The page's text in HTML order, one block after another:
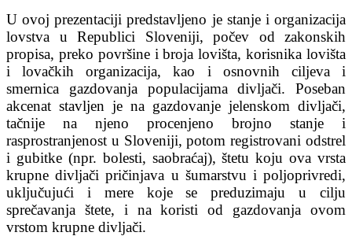
U ovoj prezentaciji predstavljeno je stanje i organizacija
lovstva u Republici Sloveniji, počev od zakonskih
propisa, preko površine i broja lovišta, korisnika lovišta
i lovačkih organizacija, kao i osnovnih ciljeva i
smernica gazdovanja populacijama divljači. Poseban
akcenat stavljen je na gazdovanje jelenskom divljači,
tačnije na njeno procenjeno brojno stanje i
rasprostranjenost u Sloveniji, potom registrovani odstrel
i gubitke (npr. bolesti, saobraćaj), štetu koju ova vrsta
krupne divljači pričinjava u šumarstvu i poljoprivredi,
uključujući i mere koje se preduzimaju u cilju
sprečavanja štete, i na koristi od gazdovanja ovom
vrstom krupne divljači.